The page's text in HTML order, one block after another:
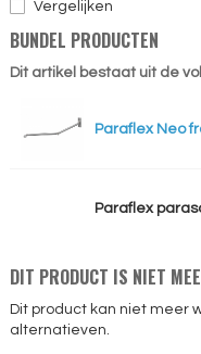
Vergelijken
BUNDEL PRODUCTEN
Dit artikel bestaat uit de
Paraflex Neo
Paraflex
DIT PRODUCT IS NIET
Dit product kan niet meer
alternatieven.